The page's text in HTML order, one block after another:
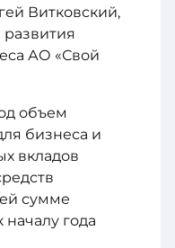
Витковский,
АО «Свой
объем
бизнеса и
вкладов
сумме
началу года